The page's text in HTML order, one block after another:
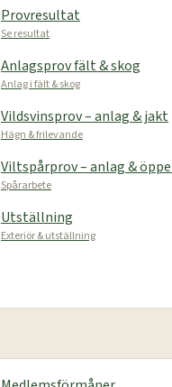
Provresultat
Se resultat
Anlagsprov fält & skog
Anlag i fält & skog
Vildsvinsprov – anlag & jakt
Hägn & frilevande
Viltspårprov – anlag &
Spårarbete
Utställning
Exteriör & utställning